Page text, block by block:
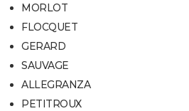
MORLOT
FLOCQUET
GERARD
SAUVAGE
ALLEGRANZA
PETITROUX